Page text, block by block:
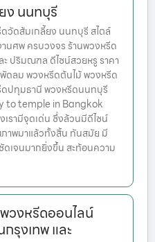
ง นนทบุรี
วัดส้มเกลี้ยง นนทบุรี สไตล์
นศพ ครบวงจร ร้านพวงหรีด
ปริมณฑล ดีไซน์สวยหรู ราคา
ดลม พวงหรีดต้นไม้ พวงหรีด
ดปทุมธานี พวงหรีดนนทบุรี
to temple in Bangkok
เรามีจุดเด่น ซึ่งล้วนมีดีไซน์
าพมาแล้วทั้งสิ้น ทันสมัย มี
เจนมากยิ่งขึ้น สะท้อนความ
วงหรีดออนไลน์
รุงเทพ และ